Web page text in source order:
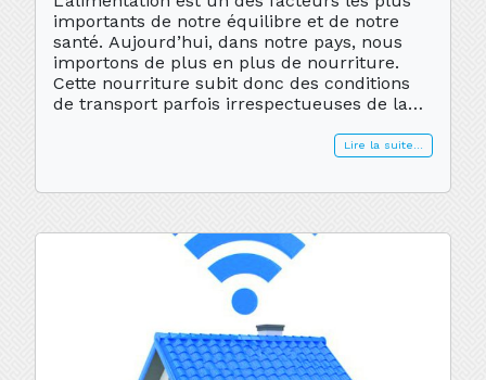
importants de notre équilibre et de notre
santé. Aujourd’hui, dans notre pays, nous
importons de plus en plus de nourriture.
Cette nourriture subit donc des conditions
de transport parfois irrespectueuses de la
augmenter la durée de conservation de ces
Lire la suite…